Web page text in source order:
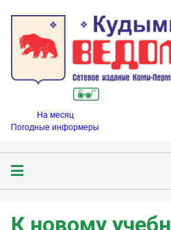
На месяц
Погодные информеры
К новому